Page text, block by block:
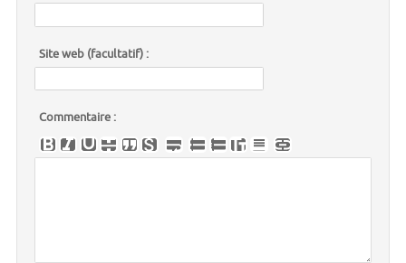
Site web (facultatif) :
Commentaire :